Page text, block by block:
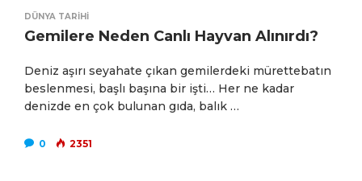
DÜNYA TARIHI
Gemilere Neden Canlı Hayvan Alınırdı?
Deniz aşırı seyahate çıkan gemilerdeki mürettebatın
beslenmesi, başlı başına bir işti… Her ne kadar
denizde en çok bulunan gıda, balık …
0 2351